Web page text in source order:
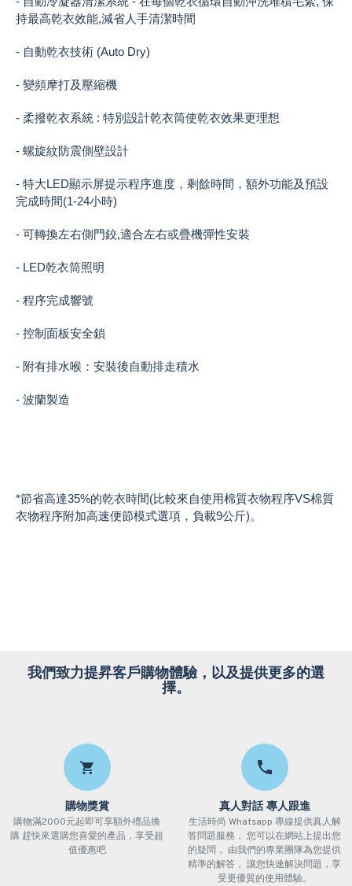
持最高乾衣效能,減省人手清潔時間
- 自動乾衣技術 (Auto Dry)
- 變頻摩打及壓縮機
- 柔撥乾衣系統 : 特別設計乾衣筒使乾衣效果更理想
- 螺旋紋防震側壁設計
- 特大LED顯示屏提示程序進度，剩餘時間，額外功能及預設
完成時間(1-24小時)
- 可轉換左右側門鉸,適合左右或疊機彈性安裝
- LED乾衣筒照明
- 程序完成響號
- 控制面板安全鎖
- 附有排水喉：安裝後自動排走積水
- 波蘭製造
*節省高達35%的乾衣時間(比較來自使用棉質衣物程序VS棉質
衣物程序附加高速便節模式選項，負載9公斤)。
我們致力提昇客戶購物體驗，以及提供更多的選
擇。
購物獎賞
購物滿2000元起即可享額外禮品換
購 趕快來選購您喜愛的產品，享受超
值優惠吧
真人對話 專人跟進
生活時尚 Whatsapp 專線提供真人解
答問題服務， 您可以在網站上提出您
的疑問， 由我們的專業團隊為您提供
精準的解答， 讓您快速解決問題，享
受更優質的使用體驗。